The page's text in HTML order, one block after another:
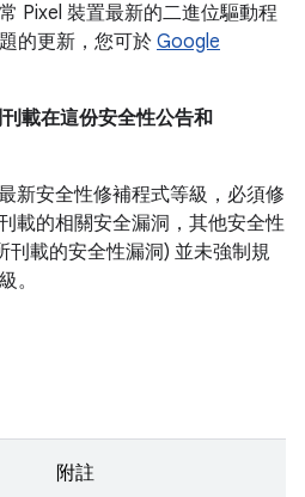
Pixel 裝置最新的二進位驅動程
的更新，您可於 Google
載在這份安全性公告和
新安全性修補程式等級，必須修
載的相關安全漏洞，其他安全性
刊載的安全性漏洞) 並未強制規
。
附註